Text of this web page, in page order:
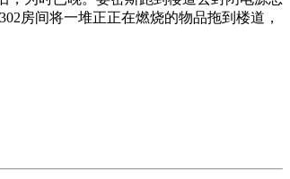
房间将一堆正正在燃烧的物品拖到楼道，